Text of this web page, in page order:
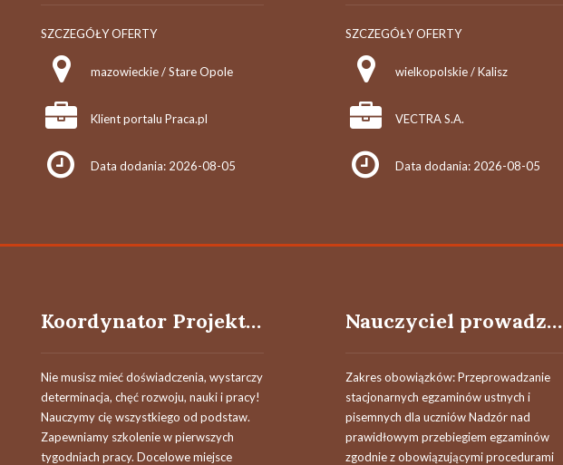
SZCZEGÓŁY OFERTY
mazowieckie / Stare Opole
Klient portalu Praca.pl
Data dodania: 2026-08-05
SZCZEGÓŁY OFERTY
wielkopolskie / Kalisz
VECTRA S.A.
Data dodania: 2026-08-05
Koordynator Projektów Reklamowych
Nie musisz mieć doświadczenia, wystarczy
determinacja, chęć rozwoju, nauki i pracy!
Nauczymy cię wszystkiego od podstaw.
Zapewniamy szkolenie w pierwszych
tygodniach pracy. Docelowe miejsce
Nauczyciel prowadzący / Nauczycielka prowadząca egzaminy
Zakres obowiązków: Przeprowadzanie
stacjonarnych egzaminów ustnych i
pisemnych dla uczniów Nadzór nad
prawidłowym przebiegiem egzaminów
zgodnie z obowiązującymi procedurami